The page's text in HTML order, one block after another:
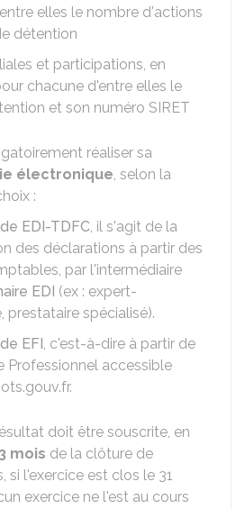
elles le nombre d'actions
détention
et participations, en
chacune d'entre elles le
et son numéro SIRET
réaliser sa
électronique, selon la
:
EDI-TDFC, il s'agit de la
des déclarations à partir des
par l'intermédiaire
EDI (ex : expert-
prestataire spécialisé).
EFI, c'est-à-dire à partir de
Professionnel accessible
doit être souscrite, en
mois de la clôture de
si l'exercice est clos le 31
exercice ne l'est au cours